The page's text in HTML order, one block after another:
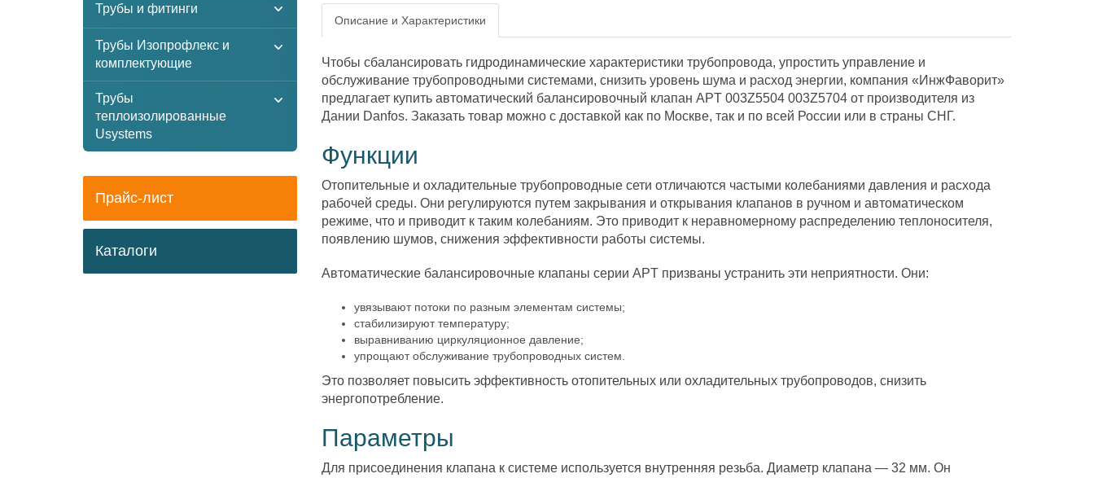
Трубы и фитинги
Трубы Изопрофлекс и
комплектующие
Трубы
теплоизолированные
Usystems
Прайс-лист
Каталоги
Описание и Характеристики
Чтобы сбалансировать гидродинамические характеристики трубопровода, упростить управление и
обслуживание трубопроводными системами, снизить уровень шума и расход энергии, компания «ИнжФаворит»
предлагает купить автоматический балансировочный клапан APT 003Z5504 003Z5704 от производителя из
Дании Danfos. Заказать товар можно с доставкой как по Москве, так и по всей России или в страны СНГ.
Функции
Отопительные и охладительные трубопроводные сети отличаются частыми колебаниями давления и расхода
рабочей среды. Они регулируются путем закрывания и открывания клапанов в ручном и автоматическом
режиме, что и приводит к таким колебаниям. Это приводит к неравномерному распределению теплоносителя,
появлению шумов, снижения эффективности работы системы.
Автоматические балансировочные клапаны серии APT призваны устранить эти неприятности. Они:
увязывают потоки по разным элементам системы;
стабилизируют температуру;
выравниванию циркуляционное давление;
упрощают обслуживание трубопроводных систем.
Это позволяет повысить эффективность отопительных или охладительных трубопроводов, снизить
энергопотребление.
Параметры
Для присоединения клапана к системе используется внутренняя резьба. Диаметр клапана — 32 мм. Он